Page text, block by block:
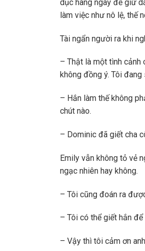
dục hàng ngày để giữ
làm việc như nô lệ, thế
Tài ngẩn người ra khi
– Thật là một tình cảnh
không đồng ý. Tôi
– Hắn làm thế không
chút nào.
– Dominic đã giết cha
Emily vẫn không tỏ vẻ
ngạc nhiên hay không.
– Tôi cũng đoán ra
– Tôi có thể giết hắn
– Vậy thì tôi cảm ơn